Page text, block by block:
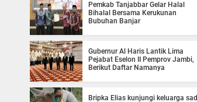
Pemkab Tanjabbar Gelar Halal
Bihalal Bersama Kerukunan
Bubuhan Banjar
Gubernur Al Haris Lantik Lima
Pejabat Eselon II Pemprov Jambi,
Berikut Daftar Namanya
Bripka Elias kunjungi keluarga sad